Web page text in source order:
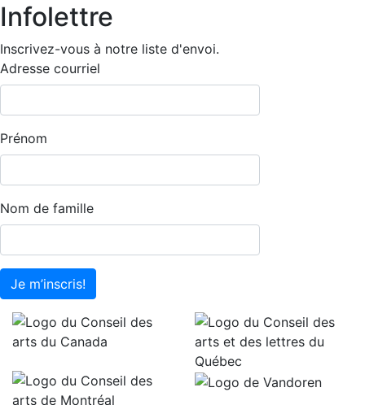
Infolettre
Inscrivez-vous à notre liste d'envoi.
Adresse courriel
Prénom
Nom de famille
Je m’inscris!